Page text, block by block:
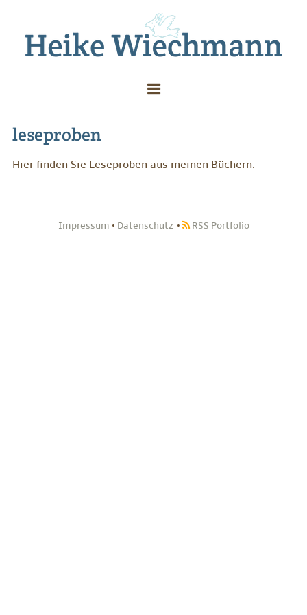
leseproben
Hier finden Sie Leseproben aus meinen Büchern.
Impressum • Datenschutz RSS Portfolio